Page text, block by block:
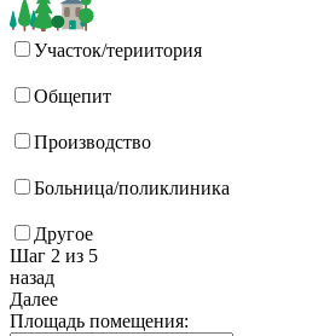
Участок/териитория
Общепит
Производство
Больница/поликлиника
Другое
Шаг 2 из 5
назад
Далее
Площадь помещения: